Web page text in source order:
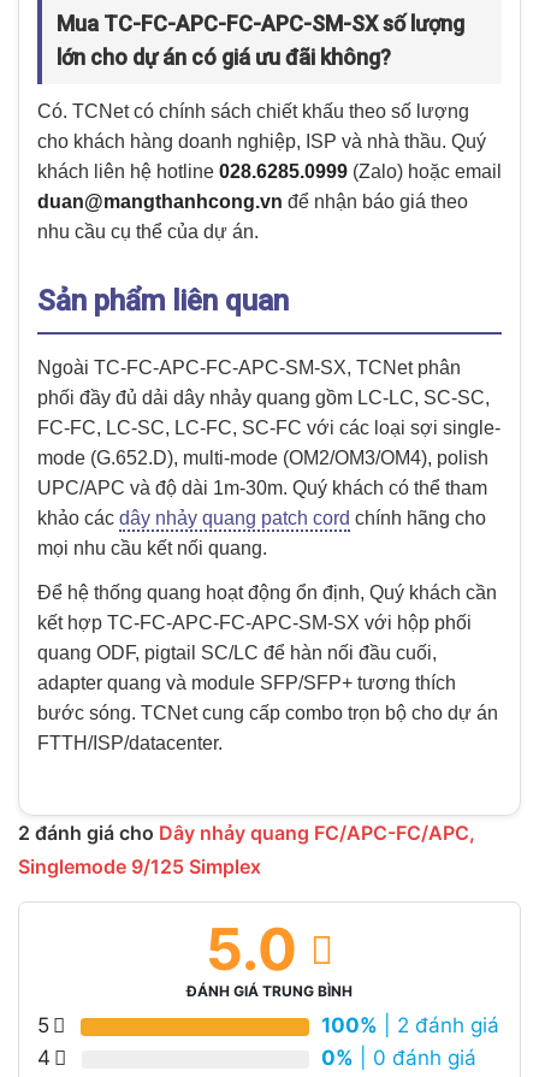
Mua TC-FC-APC-FC-APC-SM-SX số lượng
lớn cho dự án có giá ưu đãi không?
Có. TCNet có chính sách chiết khấu theo số lượng
cho khách hàng doanh nghiệp, ISP và nhà thầu. Quý
khách liên hệ hotline 028.6285.0999 (Zalo) hoặc email
duan@mangthanhcong.vn để nhận báo giá theo
nhu cầu cụ thể của dự án.
Sản phẩm liên quan
Ngoài TC-FC-APC-FC-APC-SM-SX, TCNet phân
phối đầy đủ dải dây nhảy quang gồm LC-LC, SC-SC,
FC-FC, LC-SC, LC-FC, SC-FC với các loại sợi single-
mode (G.652.D), multi-mode (OM2/OM3/OM4), polish
UPC/APC và độ dài 1m-30m. Quý khách có thể tham
khảo các dây nhảy quang patch cord chính hãng cho
mọi nhu cầu kết nối quang.
Để hệ thống quang hoạt động ổn định, Quý khách cần
kết hợp TC-FC-APC-FC-APC-SM-SX với hộp phối
quang ODF, pigtail SC/LC để hàn nối đầu cuối,
adapter quang và module SFP/SFP+ tương thích
bước sóng. TCNet cung cấp combo trọn bộ cho dự án
FTTH/ISP/datacenter.
2 đánh giá cho Dây nhảy quang FC/APC-FC/APC,
Singlemode 9/125 Simplex
5.0
ĐÁNH GIÁ TRUNG BÌNH
5 100% | 2 đánh giá
4
0% | 0 đánh giá